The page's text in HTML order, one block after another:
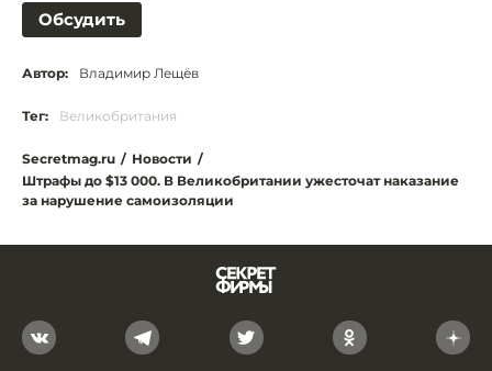
Обсудить
Автор: Владимир Лещёв
Тег: Великобритания
Secretmag.ru / Новости /
Штрафы до $13 000. В Великобритании ужесточат наказание
за нарушение самоизоляции